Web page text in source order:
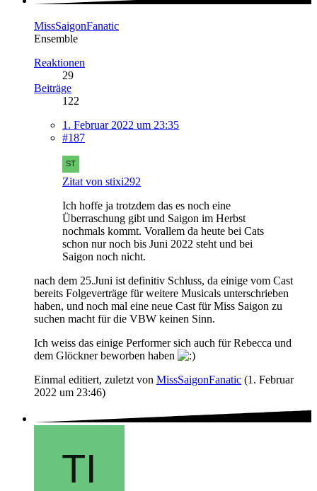
MissSaigonFanatic
Ensemble
Reaktionen
29
Beiträge
122
1. Februar 2022 um 23:35
#187
Zitat von stixi292
Ich hoffe ja trotzdem das es noch eine
Überraschung gibt und Saigon im Herbst
nochmals kommt. Vorallem da heute bei Cats
schon nur noch bis Juni 2022 steht und bei
Saigon noch nicht.
nach dem 25.Juni ist definitiv Schluss, da einige vom Cast
bereits Folgeverträge für weitere Musicals unterschrieben
haben, und noch mal eine neue Cast für Miss Saigon zu
suchen macht für die VBW keinen Sinn.
Ich weiss das einige Performer sich auch für Rebecca und
dem Glöckner beworben haben
Einmal editiert, zuletzt von MissSaigonFanatic (1. Februar
2022 um 23:46)